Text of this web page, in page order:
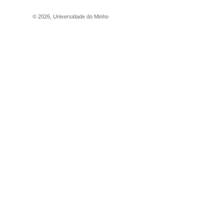
© 2026 Universidade do Minho